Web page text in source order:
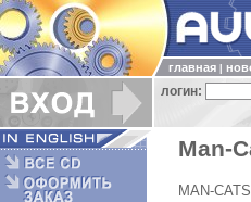
главная
логин:
Man-
MAN-